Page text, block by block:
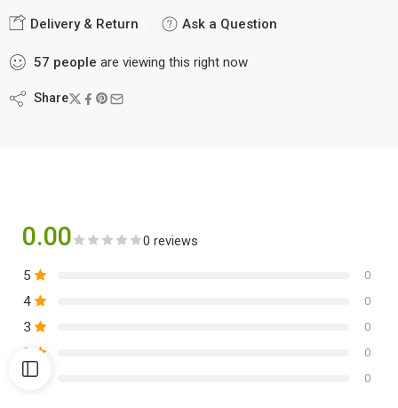
Delivery & Return Ask a Question
57 people are viewing this right now
Share
0.00 0 reviews
5 0
4 0
3 0
2 0
1 0